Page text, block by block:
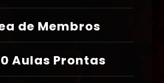
de Membros
Aulas Prontas